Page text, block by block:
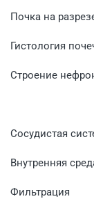
Почка на
Гистология
Строение
Сосудистая
Внутренняя
Фильтрация